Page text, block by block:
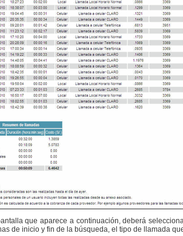
que aparece a continuación, deberá
de inicio y fin de la búsqueda, el tipo de llamada